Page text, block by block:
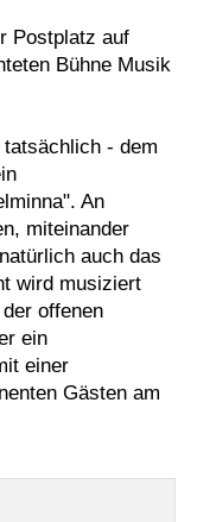
Postplatz auf
Bühne Musik
- dem
An
miteinander
auch das
wird musiziert
offenen
ein
einer
Gästen am